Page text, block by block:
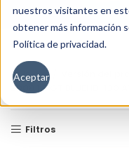
nuestros visitantes en
obtener más información
Política de privacidad.
Aceptar
Inicio
2008 1.5 GT BLUEHDI 130 AT
Filtros